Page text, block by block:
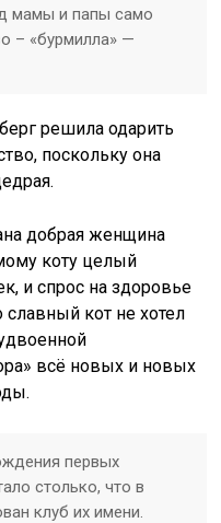
мамы и папы само
– «бурмилла» —
решила одарить
поскольку она
добрая женщина
коту целый
и спрос на здоровье
славный кот не хотел
всё новых и новых
первых
столько, что в
клуб их имени.